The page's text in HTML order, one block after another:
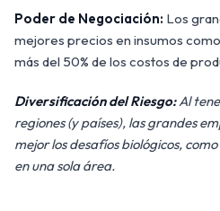
Poder de Negociación: Los
mejores precios en insumos
más del 50% de los costos de
Diversificación del Riesgo:Al
regiones (y países), las grandes
mejor los desafíos biológicos,
en una sola área.